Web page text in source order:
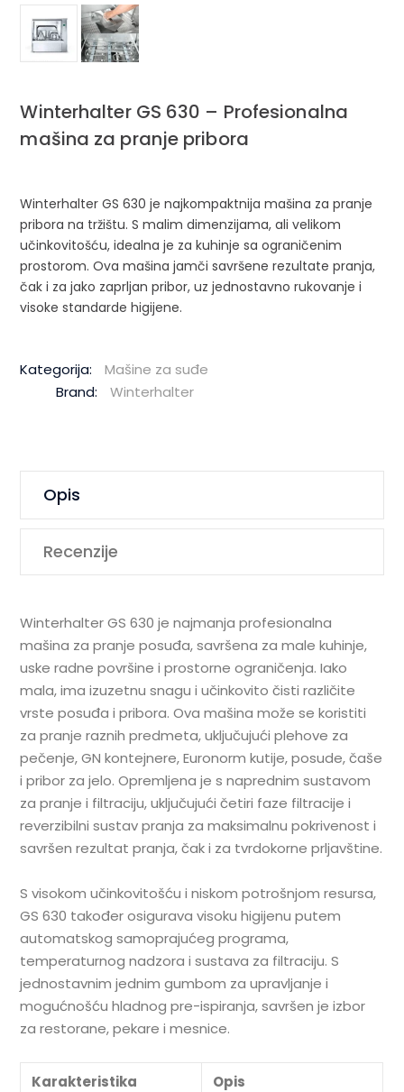
Winterhalter GS 630 – Profesionalna
mašina za pranje pribora
Winterhalter GS 630 je najkompaktnija mašina za pranje
pribora na tržištu. S malim dimenzijama, ali velikom
učinkovitošću, idealna je za kuhinje sa ograničenim
prostorom. Ova mašina jamči savršene rezultate pranja,
čak i za jako zaprljan pribor, uz jednostavno rukovanje i
visoke standarde higijene.
Kategorija:
Mašine za suđe
Brand:
Winterhalter
Opis
Recenzije
Winterhalter GS 630 je najmanja profesionalna
mašina za pranje posuđa, savršena za male kuhinje,
uske radne površine i prostorne ograničenja. Iako
mala, ima izuzetnu snagu i učinkovito čisti različite
vrste posuđa i pribora. Ova mašina može se koristiti
za pranje raznih predmeta, uključujući plehove za
pečenje, GN kontejnere, Euronorm kutije, posude, čaše
i pribor za jelo. Opremljena je s naprednim sustavom
za pranje i filtraciju, uključujući četiri faze filtracije i
reverzibilni sustav pranja za maksimalnu pokrivenost i
savršen rezultat pranja, čak i za tvrdokorne prljavštine.
S visokom učinkovitošću i niskom potrošnjom resursa,
GS 630 također osigurava visoku higijenu putem
automatskog samoprajućeg programa,
temperaturnog nadzora i sustava za filtraciju. S
jednostavnim jednim gumbom za upravljanje i
mogućnošću hladnog pre-ispiranja, savršen je izbor
za restorane, pekare i mesnice.
Karakteristika
Opis